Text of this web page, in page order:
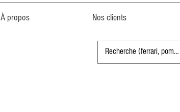
À propos Nos clients